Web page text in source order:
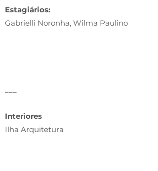
Estagiários:
Gabrielli Noronha, Wilma Paulino
Interiores
Ilha Arquitetura